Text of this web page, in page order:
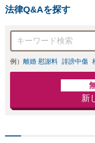
法律Q&Aを探す
例） 離婚 慰謝料 誹謗中傷
新